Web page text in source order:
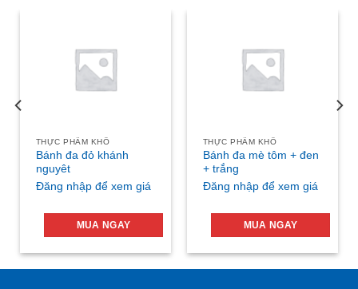
THỰC PHẨM KHÔ
Bánh đa đỏ khánh
nguyêt
Đăng nhập để xem giá
MUA NGAY
THỰC PHẨM KHÔ
Bánh đa mè tôm + đen
+ trắng
Đăng nhập để xem giá
MUA NGAY